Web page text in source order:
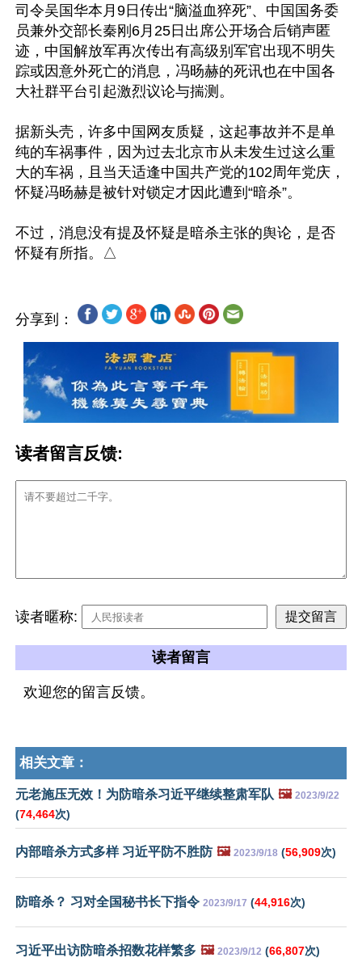
司令吴国华本月9日传出“脑溢血猝死”、中国国务委
员兼外交部长秦刚6月25日出席公开场合后销声匿
迹，中国解放军再次传出有高级别军官出现不明失
踪或因意外死亡的消息，冯旸赫的死讯也在中国各
大社群平台引起激烈议论与揣测。
据新头壳，许多中国网友质疑，这起事故并不是单
纯的车祸事件，因为过去北京市从未发生过这么重
大的车祸，且当天适逢中国共产党的102周年党庆，
怀疑冯旸赫是被针对锁定才因此遭到“暗杀”。
不过，消息没有提及怀疑是暗杀主张的舆论，是否
分享到：
读者留言反馈:
读者暱称:
读者留言
欢迎您的留言反馈。
相关文章：
元老施压无效！为防暗杀习近平继续整肃军队 🖼️ 2023/9/22
(74,464次)
内部暗杀方式多样 习近平防不胜防 🖼️ 2023/9/18 (56,909次)
防暗杀？ 习对全国秘书长下指令 2023/9/17 (44,916次)
习近平出访防暗杀招数花样繁多 🖼️ 2023/9/12 (66,807次)